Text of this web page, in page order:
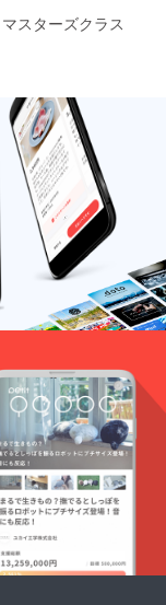
スターズクラス